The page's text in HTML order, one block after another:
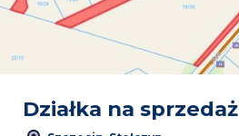
Działka na sprzedaż